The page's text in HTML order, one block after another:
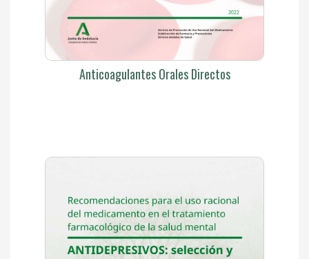
Anticoagulantes Orales Directos